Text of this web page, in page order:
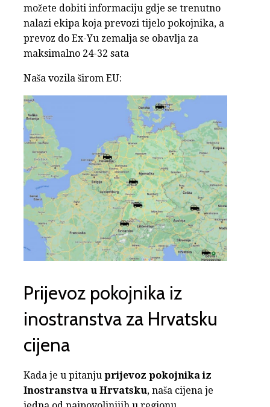
možete dobiti informaciju gdje se trenutno
nalazi ekipa koja prevozi tijelo pokojnika, a
prevoz do Ex-Yu zemalja se obavlja za
maksimalno 24-32 sata
Naša vozila širom EU:
Prijevoz pokojnika iz
inostranstva za Hrvatsku
cijena
Kada je u pitanju prijevoz pokojnika iz
Inostranstva u Hrvatsku, naša cijena je